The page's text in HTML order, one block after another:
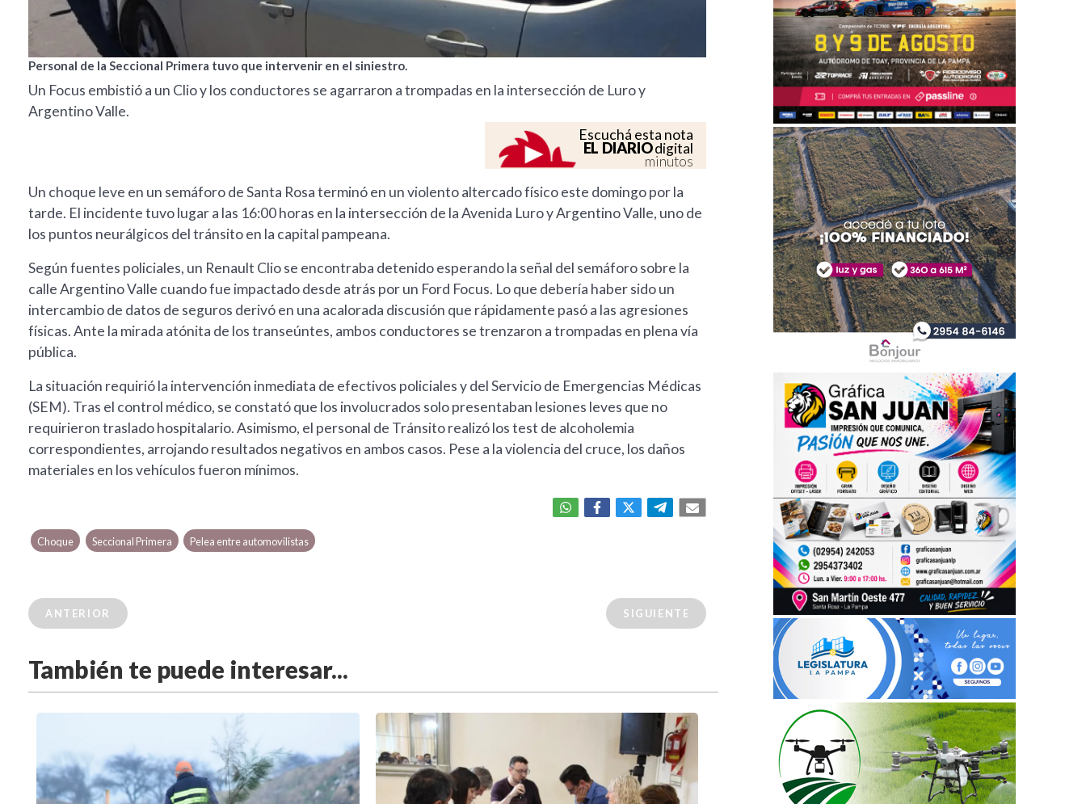
Personal de la Seccional Primera tuvo que intervenir en el siniestro.
Un Focus embistió a un Clio y los conductores se agarraron a trompadas en la intersección de Luro y
Argentino Valle.
Escuchá esta nota
EL DIARIOdigital
minutos
Un choque leve en un semáforo de Santa Rosa terminó en un violento altercado físico este domingo por la
tarde. El incidente tuvo lugar a las 16:00 horas en la intersección de la Avenida Luro y Argentino Valle, uno de
los puntos neurálgicos del tránsito en la capital pampeana.
Según fuentes policiales, un Renault Clio se encontraba detenido esperando la señal del semáforo sobre la
calle Argentino Valle cuando fue impactado desde atrás por un Ford Focus. Lo que debería haber sido un
intercambio de datos de seguros derivó en una acalorada discusión que rápidamente pasó a las agresiones
físicas. Ante la mirada atónita de los transeúntes, ambos conductores se trenzaron a trompadas en plena vía
pública.
La situación requirió la intervención inmediata de efectivos policiales y del Servicio de Emergencias Médicas
(SEM). Tras el control médico, se constató que los involucrados solo presentaban lesiones leves que no
requirieron traslado hospitalario. Asimismo, el personal de Tránsito realizó los test de alcoholemia
correspondientes, arrojando resultados negativos en ambos casos. Pese a la violencia del cruce, los daños
materiales en los vehículos fueron mínimos.
Choque Seccional Primera Pelea entre automovilistas
ANTERIOR SIGUIENTE
También te puede interesar...